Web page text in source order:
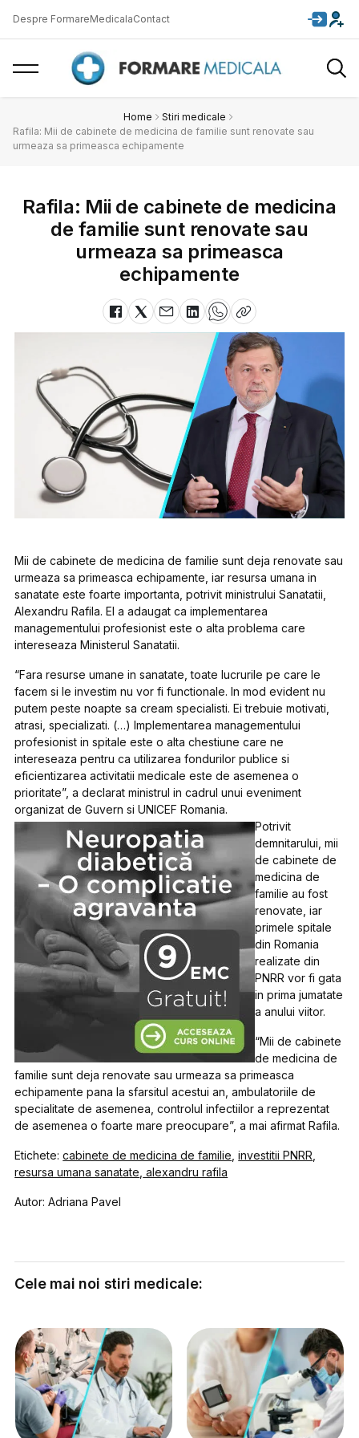
Despre FormareMedicalaContact
Home
Stiri medicale
Rafila: Mii de cabinete de medicina de familie sunt renovate sau
urmeaza sa primeasca echipamente
Rafila: Mii de cabinete de medicina
de familie sunt renovate sau
urmeaza sa primeasca
echipamente
Mii de cabinete de medicina de familie sunt deja renovate sau
urmeaza sa primeasca echipamente, iar resursa umana in
sanatate este foarte importanta, potrivit ministrului Sanatatii,
Alexandru Rafila. El a adaugat ca implementarea
managementului profesionist este o alta problema care
intereseaza Ministerul Sanatatii.
“Fara resurse umane in sanatate, toate lucrurile pe care le
facem si le investim nu vor fi functionale. In mod evident nu
putem peste noapte sa cream specialisti. Ei trebuie motivati,
atrasi, specializati. (…) Implementarea managementului
profesionist in spitale este o alta chestiune care ne
intereseaza pentru ca utilizarea fondurilor publice si
eficientizarea activitatii medicale este de asemenea o
prioritate”, a declarat ministrul in cadrul unui eveniment
organizat de Guvern si UNICEF Romania.
Potrivit
demnitarului, mii
de cabinete de
medicina de
familie au fost
renovate, iar
primele spitale
din Romania
realizate din
PNRR vor fi gata
in prima jumatate
a anului viitor.
“Mii de cabinete
de medicina de
familie sunt deja renovate sau urmeaza sa primeasca
echipamente pana la sfarsitul acestui an, ambulatoriile de
specialitate de asemenea, controlul infectiilor a reprezentat
de asemenea o foarte mare preocupare”, a mai afirmat Rafila.
Etichete:cabinete de medicina de familie ,investitii PNRR
resursa umana sanatate alexandru rafila
Autor: Adriana Pavel
Cele mai noi stiri medicale: